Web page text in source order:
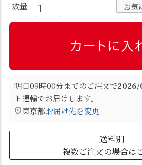
お気
明日09時00分までのご注文で2026/
ト運輸でお届けします。
東京都お届け先を変更
送料別
複数ご注文の場合は